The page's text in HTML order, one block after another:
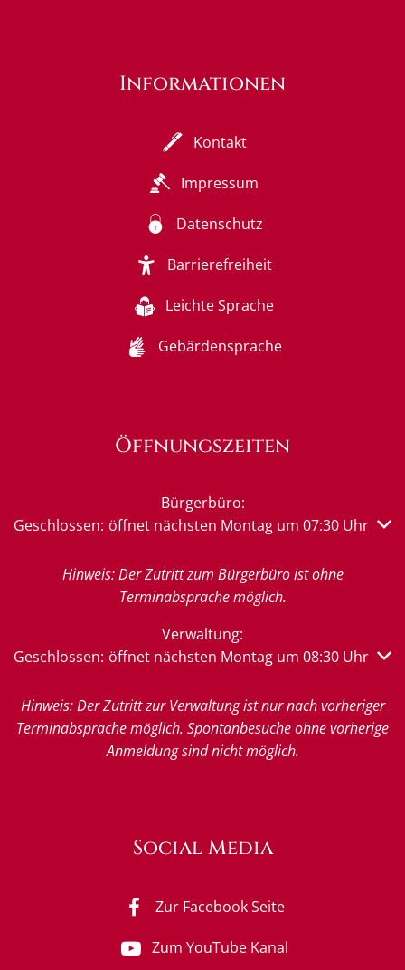
Informationen
Kontakt
Impressum
Datenschutz
Barrierefreiheit
Leichte Sprache
Gebärdensprache
Öffnungszeiten
Bürgerbüro:
Klicken, um weitere Öffnungs- oder Schließzeiten
Geschlossen: öffnet nächsten Montag um 07:30 Uhr
Hinweis: Der Zutritt zum Bürgerbüro ist ohne
Terminabsprache möglich.
Verwaltung:
Klicken, um weitere Öffnungs- oder Schließzeiten
Geschlossen: öffnet nächsten Montag um 08:30 Uhr
Hinweis: Der Zutritt zur Verwaltung ist nur nach vorheriger
Terminabsprache möglich. Spontanbesuche ohne vorherige
Anmeldung sind nicht möglich.
Social Media
Zur Facebook Seite
Zum YouTube Kanal